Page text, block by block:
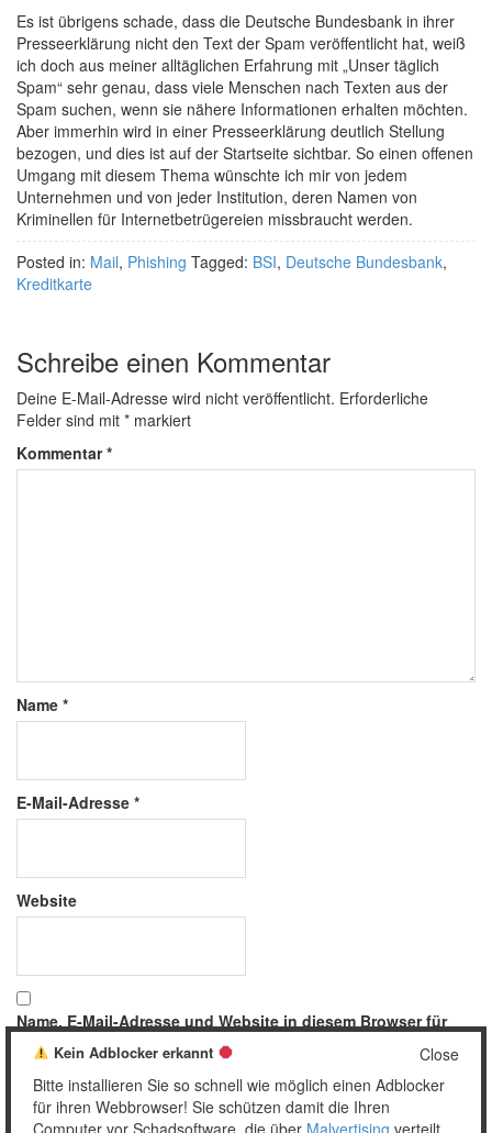
Es ist übrigens schade, dass die Deutsche Bundesbank in ihrer
Presseerklärung nicht den Text der Spam veröffentlicht hat, weiß
ich doch aus meiner alltäglichen Erfahrung mit „Unser täglich
Spam“ sehr genau, dass viele Menschen nach Texten aus der
Spam suchen, wenn sie nähere Informationen erhalten möchten.
Aber immerhin wird in einer Presseerklärung deutlich Stellung
bezogen, und dies ist auf der Startseite sichtbar. So einen offenen
Umgang mit diesem Thema wünschte ich mir von jedem
Unternehmen und von jeder Institution, deren Namen von
Kriminellen für Internetbetrügereien missbraucht werden.
Posted in: Mail, Phishing Tagged: BSI, Deutsche Bundesbank,
Kreditkarte
Schreibe einen Kommentar
Deine E-Mail-Adresse wird nicht veröffentlicht. Erforderliche
Felder sind mit * markiert
Kommentar*
Name *
E-Mail-Adresse *
Website
Name, E-Mail-Adresse und Website in diesem Browser für
meinen nächsten Kommentar speichern.
Close
Kein Adblocker erkannt
Bitte installieren Sie so schnell wie möglich einen Adblocker
für ihren Webbrowser! Sie schützen damit die Ihren
Computer vor Schadsoftware, die über Malvertising verteilt